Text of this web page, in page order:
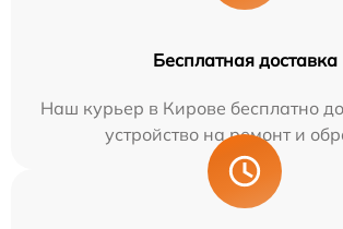
Бесплатная доставка
Наш курьер в Кирове бесплатно
устройство на ремонт и